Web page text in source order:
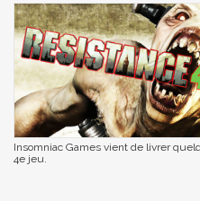
Insomniac Games vient de livrer
4e jeu.